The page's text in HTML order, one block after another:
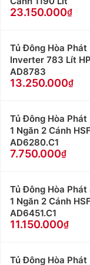
23.150.000
Tủ Đông Hòa Phát
Inverter 783 Lít
AD8783
13.250.000
Tủ Đông Hòa
1 Ngăn 2 Cánh HSF
AD6280.C1
7.750.000
Tủ Đông Hòa Phát
1 Ngăn 2 Cánh HSF
AD6451.C1
11.150.000
Tủ Đông Hòa Phát